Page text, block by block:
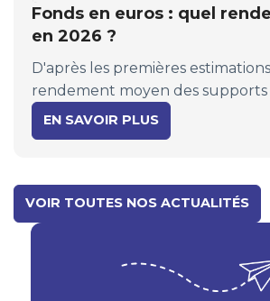
Fonds en euros : quel
en 2026 ?
D'après les premières
rendement moyen des supports
euros pourrait atteindre 2,90 %
une hausse de 0,25 point par
EN SAVOIR PLUS
VOIR TOUTES NOS ACTUALITÉS